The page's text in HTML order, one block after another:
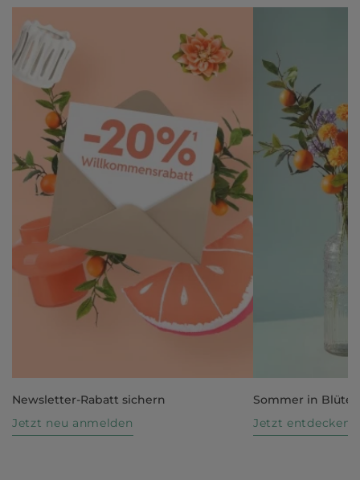
Newsletter-Rabatt sichern
Jetzt neu anmelden
Sommer in Blüte
Jetzt entdecken